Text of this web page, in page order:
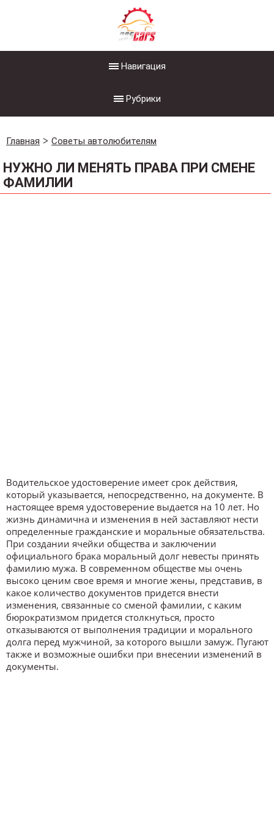
Навигация
Рубрики
Главная Советы автолюбителям
НУЖНО ЛИ МЕНЯТЬ ПРАВА ПРИ СМЕНЕ
ФАМИЛИИ
Водительское удостоверение имеет срок действия,
который указывается, непосредственно, на документе. В
настоящее время удостоверение выдается на 10 лет. Но
жизнь динамична и изменения в ней заставляют нести
определенные гражданские и моральные обязательства.
При создании ячейки общества и заключении
официального брака моральный долг невесты принять
фамилию мужа. В современном обществе мы очень
высоко ценим свое время и многие жены, представив, в
какое количество документов придется внести
изменения, связанные со сменой фамилии, с каким
бюрократизмом придется столкнуться, просто
отказываются от выполнения традиции и морального
долга перед мужчиной, за которого вышли замуж. Пугают
также и возможные ошибки при внесении изменений в
документы.